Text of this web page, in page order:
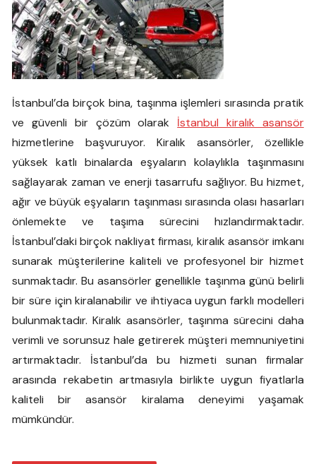
İstanbul’da birçok bina, taşınma işlemleri sırasında pratik
ve güvenli bir çözüm olarak İstanbul kiralık asansör
hizmetlerine başvuruyor. Kiralık asansörler, özellikle
yüksek katlı binalarda eşyaların kolaylıkla taşınmasını
sağlayarak zaman ve enerji tasarrufu sağlıyor. Bu hizmet,
ağır ve büyük eşyaların taşınması sırasında olası hasarları
önlemekte ve taşıma sürecini hızlandırmaktadır.
İstanbul’daki birçok nakliyat firması, kiralık asansör imkanı
sunarak müşterilerine kaliteli ve profesyonel bir hizmet
sunmaktadır. Bu asansörler genellikle taşınma günü belirli
bir süre için kiralanabilir ve ihtiyaca uygun farklı modelleri
bulunmaktadır. Kiralık asansörler, taşınma sürecini daha
verimli ve sorunsuz hale getirerek müşteri memnuniyetini
artırmaktadır. İstanbul’da bu hizmeti sunan firmalar
arasında rekabetin artmasıyla birlikte uygun fiyatlarla
kaliteli bir asansör kiralama deneyimi yaşamak
mümkündür.